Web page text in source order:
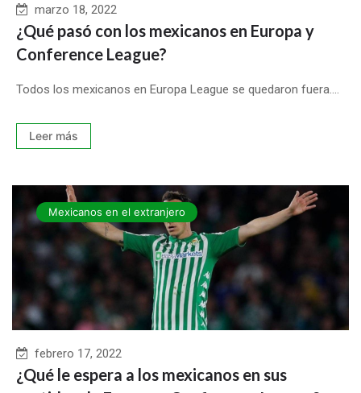
marzo 18, 2022
¿Qué pasó con los mexicanos en Europa y
Conference League?
Todos los mexicanos en Europa League se quedaron fuera....
Leer más
Mexicanos en el extranjero
febrero 17, 2022
¿Qué le espera a los mexicanos en sus